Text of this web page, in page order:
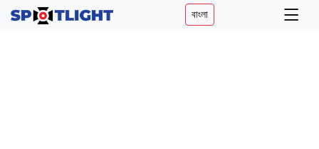
বাংলা